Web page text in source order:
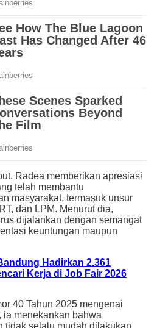
Radea memberikan apresiasi
telah membantu
masyarakat, termasuk unsur
dan LPM. Menurut dia,
dijalankan dengan semangat
keuntungan maupun
Hadirkan 2.361
Kerja di Job Fair 2026
40 Tahun 2025 mengenai
menekankan bahwa
tidak selalu mudah dilakukan